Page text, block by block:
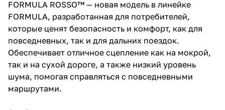
FORMULA ROSSO™ — новая модель в линейке
FORMULA, разработанная для потребителей,
которые ценят безопасность и комфорт, как для
повседневных, так и для дальних поездок.
Обеспечивает отличное сцепление как на мокрой,
так и на сухой дороге, а также низкий уровень
шума, помогая справляться с повседневными
маршрутами.